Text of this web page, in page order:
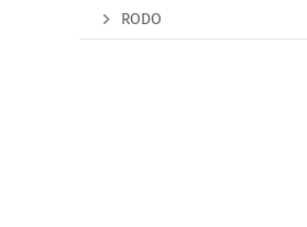
RODO